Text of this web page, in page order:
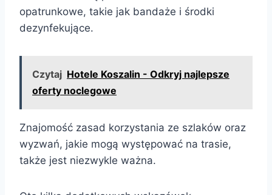
opatrunkowe, takie jak bandaże i środki
dezynfekujące.
Czytaj Hotele Koszalin - Odkryj najlepsze
oferty noclegowe
Znajomość zasad korzystania ze szlaków oraz
wyzwań, jakie mogą występować na trasie,
także jest niezwykle ważna.